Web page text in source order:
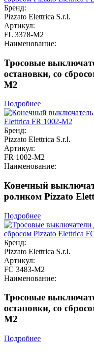
Бренд:
Pizzato Elettrica S.r.l.
Артикул:
FL 3378-M2
Наименование:
Тросовые
остановки, со
M2
Подробнее
Бренд:
Pizzato Elettrica S.r.l.
Артикул:
FR 1002-M2
Наименование:
Конечный
роликом Pizzato
Подробнее
Бренд:
Pizzato Elettrica S.r.l.
Артикул:
FC 3483-M2
Наименование:
Тросовые
остановки, со
M2
Подробнее